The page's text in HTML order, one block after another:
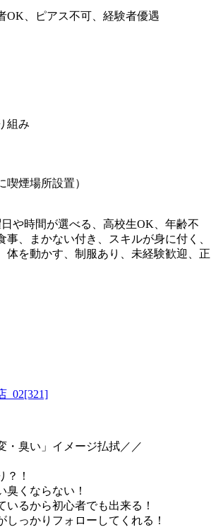
OK、ピアス不可、経験者優遇
組み
喫煙場所設置）
や時間が選べる、高校生OK、年齢不
事、まかない付き、スキルが身に付く、
体を動かす、制服あり、未経験歓迎、正
_02[321]
・臭い」イメージ払拭／／
？！
臭くならない！
いるから初心者でも出来る！
しっかりフォローしてくれる！